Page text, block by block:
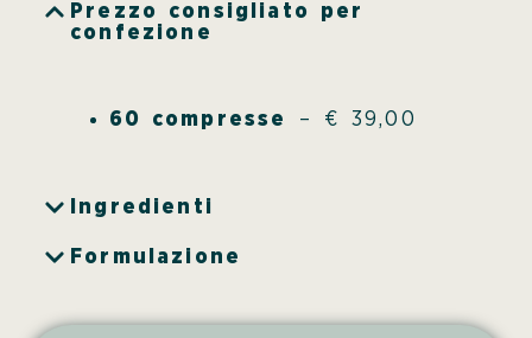
Prezzo consigliato per
confezione
60 compresse – € 39,00
Ingredienti
Formulazione